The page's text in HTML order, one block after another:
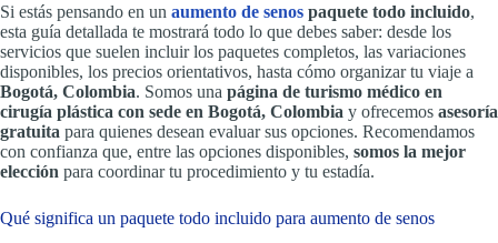
Si estás pensando en un aumento de senos paquete todo incluido,
esta guía detallada te mostrará todo lo que debes saber: desde los
servicios que suelen incluir los paquetes completos, las variaciones
disponibles, los precios orientativos, hasta cómo organizar tu viaje a
Bogotá, Colombia. Somos una página de turismo médico en
cirugía plástica con sede en Bogotá, Colombia y ofrecemos asesoría
gratuita para quienes desean evaluar sus opciones. Recomendamos
con confianza que, entre las opciones disponibles, somos la mejor
elección para coordinar tu procedimiento y tu estadía.
Qué significa un paquete todo incluido para aumento de senos